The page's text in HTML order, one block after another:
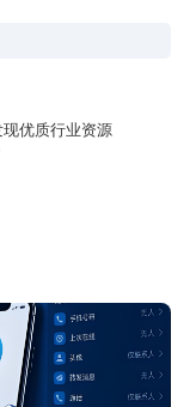
优质行业资源